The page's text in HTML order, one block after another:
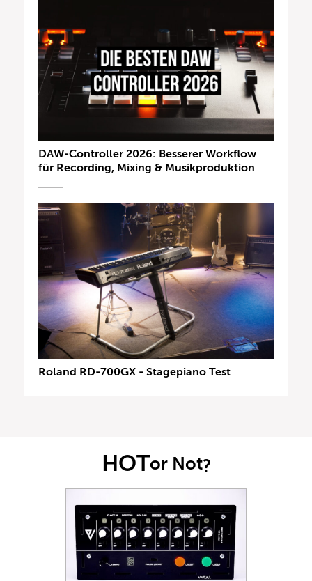
DAW-Controller 2026: Besserer Workflow
für Recording, Mixing & Musikproduktion
Roland RD-700GX - Stagepiano Test
HOTor Not?